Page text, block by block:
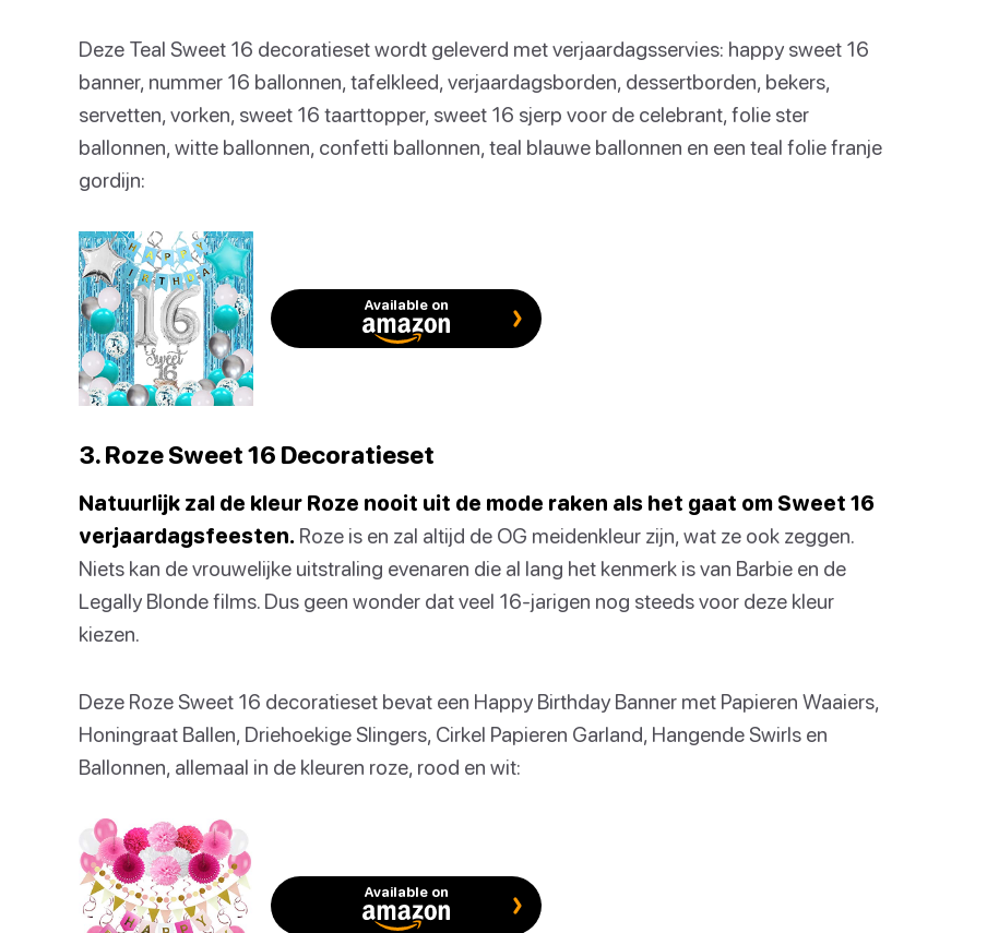
Deze Teal Sweet 16 decoratieset wordt geleverd met verjaardagsservies: happy sweet 16
banner, nummer 16 ballonnen, tafelkleed, verjaardagsborden, dessertborden, bekers,
servetten, vorken, sweet 16 taarttopper, sweet 16 sjerp voor de celebrant, folie ster
ballonnen, witte ballonnen, confetti ballonnen, teal blauwe ballonnen en een teal folie franje
gordijn:
Available on
3. Roze Sweet 16 Decoratieset
Natuurlijk zal de kleur Roze nooit uit de mode raken als het gaat om Sweet 16
verjaardagsfeesten. Roze is en zal altijd de OG meidenkleur zijn, wat ze ook zeggen.
Niets kan de vrouwelijke uitstraling evenaren die al lang het kenmerk is van Barbie en de
Legally Blonde films. Dus geen wonder dat veel 16-jarigen nog steeds voor deze kleur
kiezen.
Deze Roze Sweet 16 decoratieset bevat een Happy Birthday Banner met Papieren Waaiers,
Honingraat Ballen, Driehoekige Slingers, Cirkel Papieren Garland, Hangende Swirls en
Ballonnen, allemaal in de kleuren roze, rood en wit:
Available on